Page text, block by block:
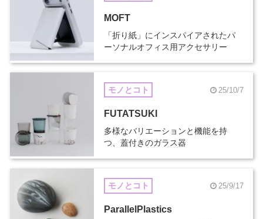
MOFT
「折り紙」にインスパイアされたパ
ーソナルオフィス用アクセサリー
モノとコト 25/10/7
FUTATSUKI
多様なバリエーションと機能を持
つ、蓋付きのガラス器
モノとコト 25/9/17
ParallelPlastics